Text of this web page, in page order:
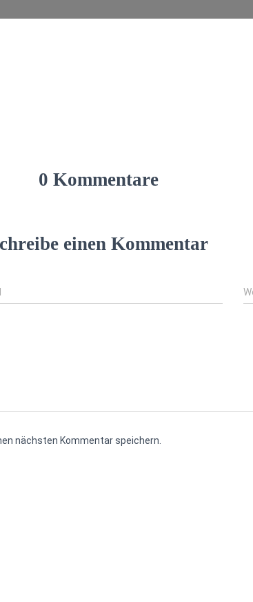
0 Kommentare
einen Kommentar
nächsten Kommentar speichern.